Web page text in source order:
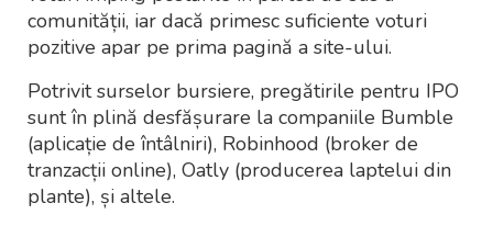
comunității, iar dacă primesc suficiente voturi
pozitive apar pe prima pagină a site-ului.
Potrivit surselor bursiere, pregătirile pentru IPO
sunt în plină desfășurare la companiile Bumble
(aplicație de întâlniri), Robinhood (broker de
tranzacții online), Oatly (producerea laptelui din
plante), și altele.